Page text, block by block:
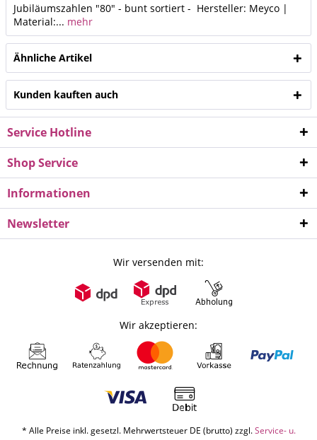
Jubiläumszahlen "80" - bunt sortiert - Hersteller: Meyco |
Material:... mehr
Ähnliche Artikel
Kunden kauften auch
Service Hotline
Shop Service
Informationen
Newsletter
Wir versenden mit:
Wir akzeptieren:
* Alle Preise inkl. gesetzl. Mehrwertsteuer DE (brutto) zzgl.Service- u.